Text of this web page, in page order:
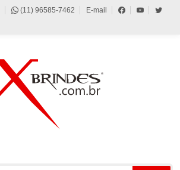
(11) 96585-7462 E-mail